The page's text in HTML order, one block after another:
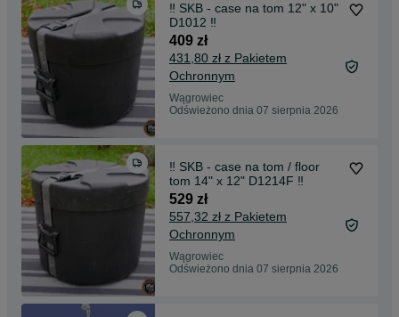
‼️ SKB - case na tom 12" x 10"
D1012 ‼️
409 zł
431,80 zł z Pakietem
Ochronnym
Wągrowiec
Odświeżono dnia 07 sierpnia 2026
‼️ SKB - case na tom / floor
tom 14" x 12" D1214F ‼️
529 zł
557,32 zł z Pakietem
Ochronnym
Wągrowiec
Odświeżono dnia 07 sierpnia 2026